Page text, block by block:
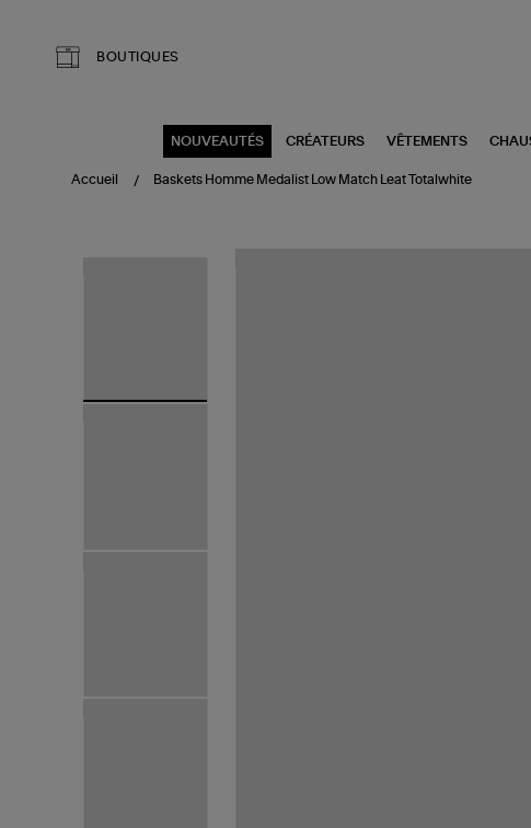
BOUTIQUES
NOUVEAUTÉS CRÉATEURS VÊTEMENTS
Accueil Baskets Homme Medalist Low Match Leat Totalwhite